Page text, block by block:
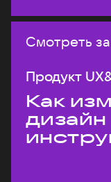
Смотреть
Продукт
Как
дизайн